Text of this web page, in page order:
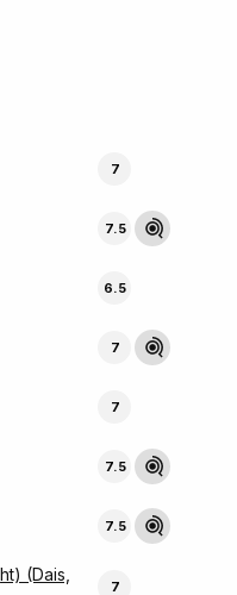
7
7.5
6.5
7
7
7.5
7.5
(Dais,
7